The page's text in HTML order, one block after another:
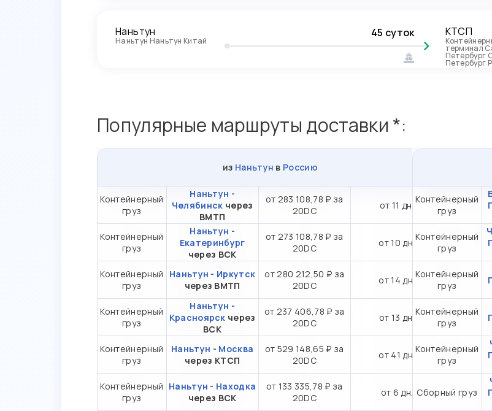
Наньтун
Наньтун Наньтун Китай
45 суток КТСП
терминал
Петербург
Петербург
Популярные маршруты доставки *:
из Наньтун в Россию
Контейнерный
груз
Наньтун -
Челябинск через
ВМТП
от 283 108,78 ₽ за
20DC
от 11 дн.
Контейнерный
груз
Наньтун -
Екатеринбург
через ВСК
от 273 108,78 ₽ за
20DC
от 10 дн.
Контейнерный
груз
Наньтун - Иркутск
через ВМТП
от 280 212,50 ₽ за
20DC
от 14 дн.
Контейнерный
груз
Наньтун -
Красноярск через
ВСК
от 237 406,78 ₽ за
20DC
от 13 дн.
Контейнерный
груз
Наньтун - Москва
через КТСП
от 529 148,65 ₽ за
20DC
от 41 дн.
Контейнерный
груз
Наньтун - Находка
через ВСК
от 133 335,78 ₽ за
20DC
от 6 дн.
Контейнерный
груз
Контейнерный
груз
Контейнерный
груз
Контейнерный
груз
Контейнерный
груз
Сборный груз